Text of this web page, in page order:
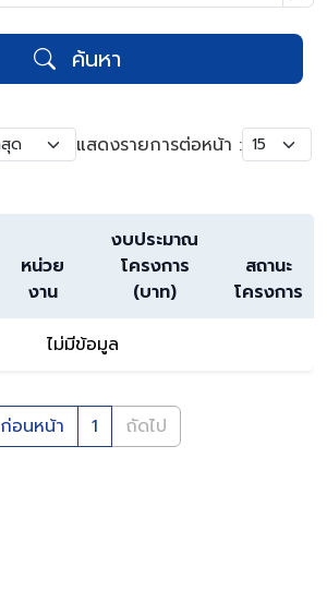
ค้นหา
แสดงรายการต่อหน้า :
หน่วย
งาน
งบประมาณ
โครงการ
(บาท)
สถานะ
โครงการ
ไม่มีข้อมูล
ก่อนหน้า 1 ถัดไป